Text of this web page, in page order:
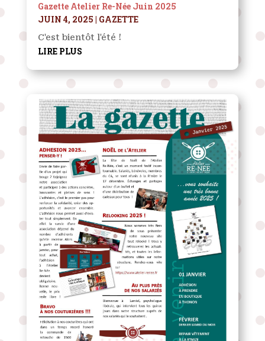
Gazette Atelier Re-Née Juin 2025
JUIN 4, 2025 | GAZETTE
C'est bientôt l'été !
LIRE PLUS